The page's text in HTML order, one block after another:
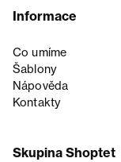
Informace
Co umíme
Šablony
Nápověda
Kontakty
Skupina Shoptet